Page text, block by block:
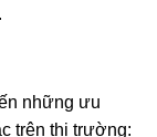
những ưu
trên thị trường: